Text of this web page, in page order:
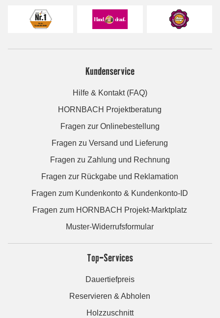
Kundenservice
Hilfe & Kontakt (FAQ)
HORNBACH Projektberatung
Fragen zur Onlinebestellung
Fragen zu Versand und Lieferung
Fragen zu Zahlung und Rechnung
Fragen zur Rückgabe und Reklamation
Fragen zum Kundenkonto & Kundenkonto-ID
Fragen zum HORNBACH Projekt-Marktplatz
Muster-Widerrufsformular
Top-Services
Dauertiefpreis
Reservieren & Abholen
Holzzuschnitt